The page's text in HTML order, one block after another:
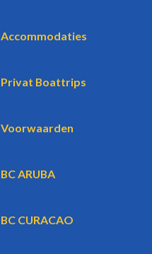
Accommodaties
Privat Boattrips
Voorwaarden
BC ARUBA
BC CURACAO